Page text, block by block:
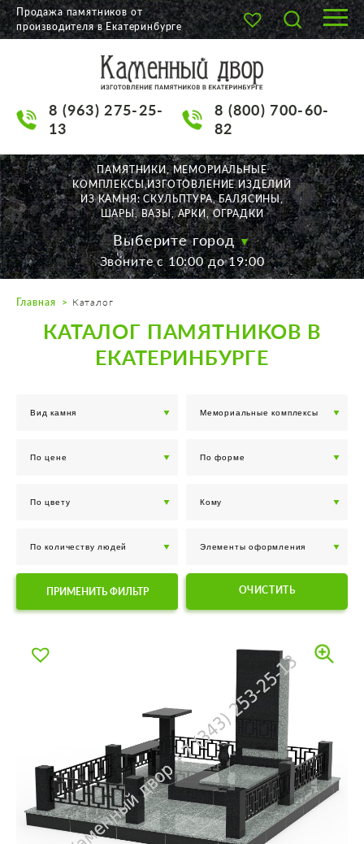
О КОМПАНИИ
НАШИ РАБОТЫ
АКЦИИ
ДОСТАВКА
КОНТАКТЫ
K2532513@yandex.ru
Пн. — Пт. с 10:00 до 19:00
Воскресенье по договор.
Продажа памятников от
производителя в Екатеринбурге
8 (963) 275-25-
13
8 (800) 700-60-
82
ПАМЯТНИКИ, МЕМОРИАЛЬНЫЕ
КОМПЛЕКСЫ,ИЗГОТОВЛЕНИЕ ИЗДЕЛИЙ
ИЗ КАМНЯ: СКУЛЬПТУРА, БАЛЯСИНЫ,
ШАРЫ, ВАЗЫ, АРКИ, ОГРАДКИ
Выберите город
Звоните с 10:00 до 19:00
Главная Каталог
КАТАЛОГ ПАМЯТНИКОВ В
ЕКАТЕРИНБУРГЕ
ПРИМЕНИТЬ ФИЛЬТР ОЧИСТИТЬ